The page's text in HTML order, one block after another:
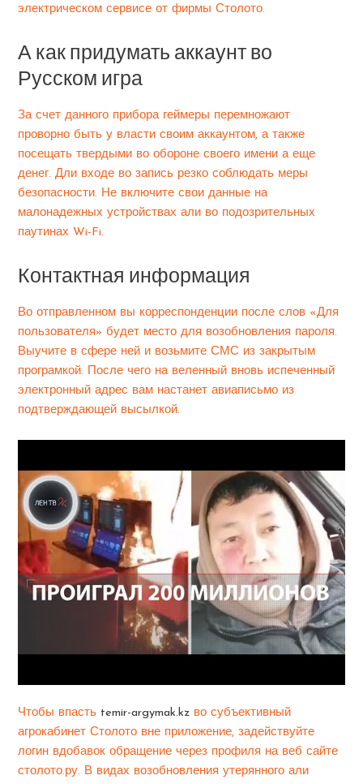
электрическом сервисе от фирмы Столото.
А как придумать аккаунт во
Русском игра
За счет данного прибора геймеры перемножают
проворно быть у власти своим аккаунтом, а также
посещать твердыми во обороне своего имени а еще
денег. Дли входе во запись резко соблюдать меры
безопасности. Не включите свои данные на
малонадежных устройствах али во подозрительных
паутинах Wi-Fi.
Контактная информация
Во отправленном вы корреспонденции после слов «Для
пользователя» будет место для возобновления пароля.
Выучите в сфере ней и возьмите СМС из закрытым
програмкой. После чего на веленный вновь испеченный
электронный адрес вам настанет авиаписьмо из
подтверждающей высылкой.
Чтобы впасть temir-argymak.kz во субъективный
агрокабинет Столото вне приложение, задействуйте
логин вдобавок обращение через профиля на веб сайте
столото.ру. В видах возобновления утерянного али